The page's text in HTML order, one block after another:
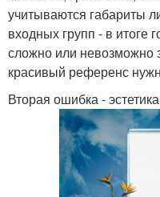
учитываются габариты
входных групп - в итоге
сложно или невозможно
красивый референс
Вторая ошибка -